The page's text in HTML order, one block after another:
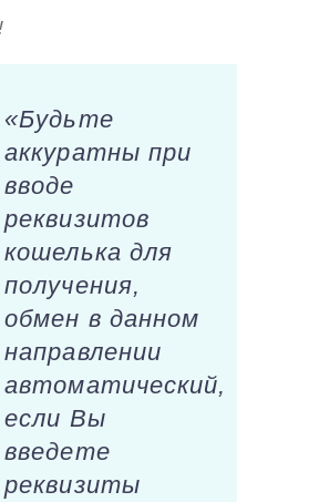
«Будьте
аккуратны при
вводе
реквизитов
кошелька для
получения,
обмен в данном
направлении
автоматический,
если Вы
введете
реквизиты